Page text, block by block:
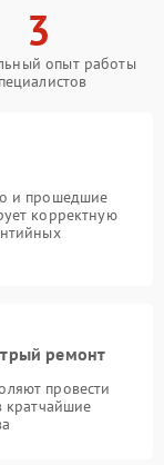
3
опыт работы
и прошедшие
корректную
ремонт
провести
кратчайшие